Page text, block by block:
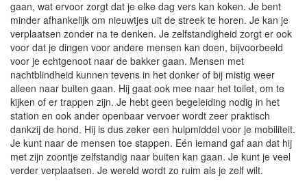
gaan, wat ervoor zorgt dat je elke dag vers kan koken. Je bent
minder afhankelijk om nieuwtjes uit de streek te horen. Je kan je
verplaatsen zonder na te denken. Je zelfstandigheid zorgt er ook
voor dat je dingen voor andere mensen kan doen, bijvoorbeeld
voor je echtgenoot naar de bakker gaan. Mensen met
nachtblindheid kunnen tevens in het donker of bij mistig weer
alleen naar buiten gaan. Hij gaat ook mee naar het toilet, om te
kijken of er trappen zijn. Je hebt geen begeleiding nodig in het
station en ook ander openbaar vervoer wordt zeer praktisch
dankzij de hond. Hij is dus zeker een hulpmiddel voor je mobiliteit.
Je kunt naar de mensen toe stappen. Eén iemand gaf aan dat hij
met zijn zoontje zelfstandig naar buiten kan gaan. Je kunt je veel
verder verplaatsen. Je wereld wordt zo ruim als je zelf wilt.